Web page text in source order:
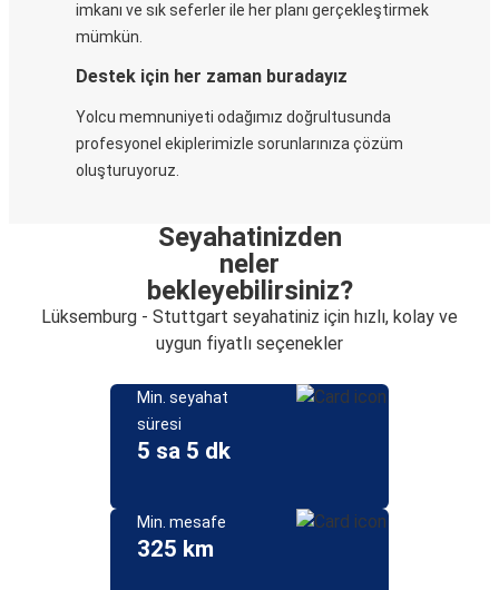
imkanı ve sık seferler ile her planı gerçekleştirmek
mümkün.
Destek için her zaman buradayız
Yolcu memnuniyeti odağımız doğrultusunda
profesyonel ekiplerimizle sorunlarınıza çözüm
oluşturuyoruz.
Seyahatinizden
neler
bekleyebilirsiniz?
Lüksemburg - Stuttgart seyahatiniz için hızlı, kolay ve
uygun fiyatlı seçenekler
Min. seyahat
süresi
5 sa 5 dk
Min. mesafe
325 km